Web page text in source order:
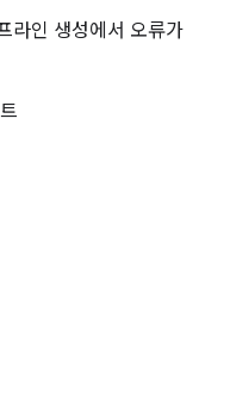
라인 생성에서 오류가